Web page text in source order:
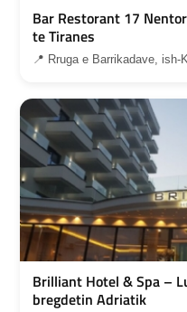
Bar Restorant 17
te Tiranes
📍 Rruga e Barrikadave, ish-
Brilliant Hotel & Spa –
bregdetin Adriatik